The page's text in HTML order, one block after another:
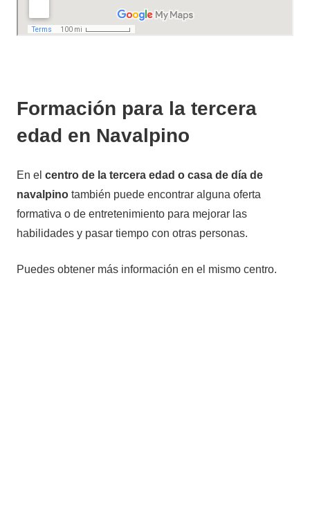
Formación para la tercera
edad en Navalpino
En el centro de la tercera edad o casa de día de
navalpino también puede encontrar alguna oferta
formativa o de entretenimiento para mejorar las
habilidades y pasar tiempo con otras personas.
Puedes obtener más información en el mismo centro.